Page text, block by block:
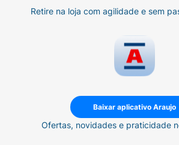
Retire na loja com agilidade e sem
Baixar aplicativo Araujo
Ofertas, novidades e praticidade